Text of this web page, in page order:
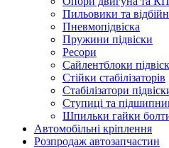
Пильовики та
Пневмопідвіска
Пружини підвіски
Ресори
Сайлентблоки
Стійки стабілізаторів
Стабілізатори
Ступиці та
Шпильки гайки болти
Автомобільні кріплення
Розпродаж автозапчастин